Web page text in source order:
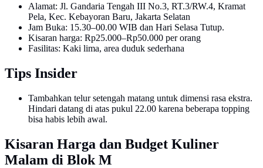
Alamat: Jl. Gandaria Tengah III No.3, RT.3/RW.4, Kramat
Pela, Kec. Kebayoran Baru, Jakarta Selatan
Jam Buka: 15.30–00.00 WIB dan Hari Selasa Tutup.
Kisaran harga: Rp25.000–Rp50.000 per orang
Fasilitas: Kaki lima, area duduk sederhana
Tips Insider
Tambahkan telur setengah matang untuk dimensi rasa ekstra.
Hindari datang di atas pukul 22.00 karena beberapa topping
bisa habis lebih awal.
Kisaran Harga dan Budget Kuliner
Malam di Blok M